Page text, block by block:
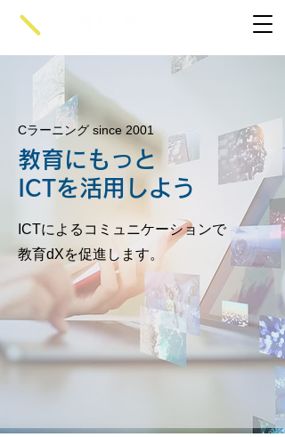
Cラーニング since 2001
教育にもっと
ICTを活用しよう
ICTによるコミュニケーションで
教育dXを促進します。